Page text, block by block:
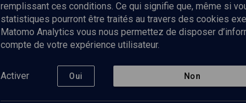
Nos Chaines
Culture
remplissant ces conditions. Ce qui signifie que, même si
statistiques pourront être traités au travers des cookies
Matomo Analytics vous nous permettez de disposer
compte de votre expérience utilisateur.
Activer Oui Non